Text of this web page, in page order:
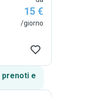
15 €
/giorno
prenoti e